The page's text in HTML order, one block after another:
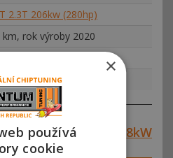
2.3T 206kw (280hp)
rok výroby 2020
S-Max 2.0TDi 88kW
×
používá
cookie